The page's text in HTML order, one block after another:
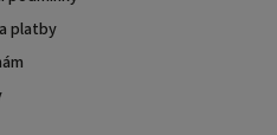
platby